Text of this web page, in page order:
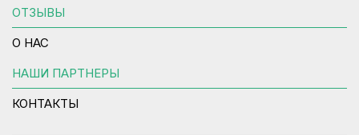
ОТЗЫВЫ
О НАС
НАШИ ПАРТНЕРЫ
КОНТАКТЫ